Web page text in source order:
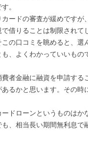
。
ードの審査が緩めですが
借りることは制限されて
の口コミを眺めると、選
、よくわかっていいもの
者金融に融資を申請する
るかと思います。その時
ドローンというものはか
、相当長い期間無利息で